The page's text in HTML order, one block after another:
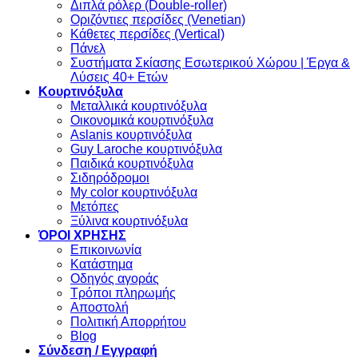
Διπλά ρόλερ (Double-roller)
Οριζόντιες περσίδες (Venetian)
Κάθετες περσίδες (Vertical)
Πάνελ
Συστήματα Σκίασης Εσωτερικού Χώρου | Έργα &
Λύσεις 40+ Ετών
Κουρτινόξυλα
Μεταλλικά κουρτινόξυλα
Οικονομικά κουρτινόξυλα
Aslanis κουρτινόξυλα
Guy Laroche κουρτινόξυλα
Παιδικά κουρτινόξυλα
Σιδηρόδρομοι
My color κουρτινόξυλα
Μετόπες
Ξύλινα κουρτινόξυλα
ΌΡΟΙ ΧΡΗΣΗΣ
Επικοινωνία
Κατάστημα
Οδηγός αγοράς
Τρόποι πληρωμής
Αποστολή
Πολιτική Απορρήτου
Blog
Σύνδεση / Εγγραφή